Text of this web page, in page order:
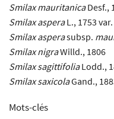
Smilax mauritanicaDesf.,
Smilax asperaL., 1753 var.
Smilax asperasubsp.
Smilax nigraWilld., 1806
Smilax sagittifoliaLodd.,
Smilax saxicolaGand.,
Mots-clés